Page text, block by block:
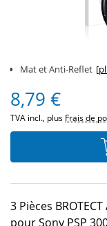
Mat et Anti-Reflet
8,79 €
TVA incl., plus Frais de
3 Pièces
pour Sony PSP